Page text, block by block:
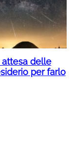
delle
per farlo